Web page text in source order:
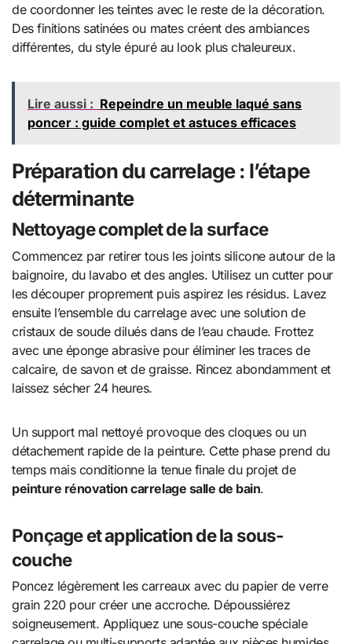
de coordonner les teintes avec le reste de la décoration.
Des finitions satinées ou mates créent des ambiances
différentes, du style épuré au look plus chaleureux.
Lire aussi : Repeindre un meuble laqué sans
poncer : guide complet et astuces efficaces
Préparation du carrelage : l’étape
déterminante
Nettoyage complet de la surface
Commencez par retirer tous les joints silicone autour de la
baignoire, du lavabo et des angles. Utilisez un cutter pour
les découper proprement puis aspirez les résidus. Lavez
ensuite l’ensemble du carrelage avec une solution de
cristaux de soude dilués dans de l’eau chaude. Frottez
avec une éponge abrasive pour éliminer les traces de
calcaire, de savon et de graisse. Rincez abondamment et
laissez sécher 24 heures.
Un support mal nettoyé provoque des cloques ou un
détachement rapide de la peinture. Cette phase prend du
temps mais conditionne la tenue finale du projet de
peinture rénovation carrelage salle de bain.
Ponçage et application de la sous-
couche
Poncez légèrement les carreaux avec du papier de verre
grain 220 pour créer une accroche. Dépoussiérez
soigneusement. Appliquez une sous-couche spéciale